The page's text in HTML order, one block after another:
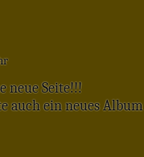
neue Seite!!!
auch ein neues